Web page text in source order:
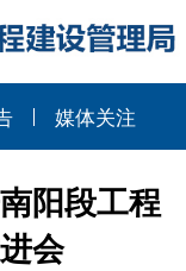
媒体关注
阳段工程
会